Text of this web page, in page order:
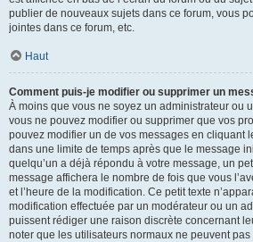
publier de nouveaux sujets dans ce forum, vous
jointes dans ce forum, etc.
Haut
Comment puis-je modifier ou supprimer un
À moins que vous ne soyez un administrateur ou
vous ne pouvez modifier ou supprimer que vos
pouvez modifier un de vos messages en cliquant
dans une limite de temps après que le message
quelqu’un a déjà répondu à votre message, un
message affichera le nombre de fois que vous
et l’heure de la modification. Ce petit texte
modification effectuée par un modérateur ou un
puissent rédiger une raison discrète concernant
noter que les utilisateurs normaux ne peuvent